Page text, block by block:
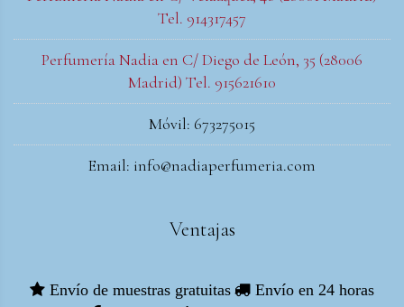
Tel. 914317457
Perfumería Nadia en C/ Diego de León, 35 (28006
Madrid) Tel. 915621610
Móvil: 673275015
Email: info@nadiaperfumeria.com
Ventajas
Envío de muestras gratuitas
Envío en 24 horas